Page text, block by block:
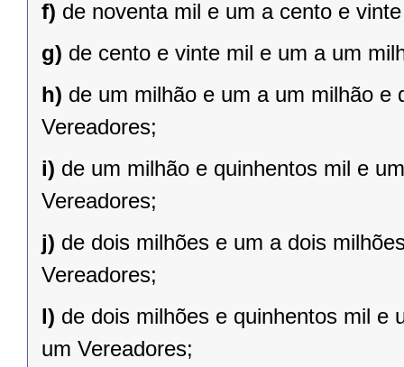
f) de noventa mil e um a cento e
g) de cento e vinte mil e um a um
h) de um milhão e um a um milhão e
Vereadores;
i) de um milhão e quinhentos mil e
Vereadores;
j) de dois milhões e um a dois
Vereadores;
l) de dois milhões e quinhentos mil e
um Vereadores;